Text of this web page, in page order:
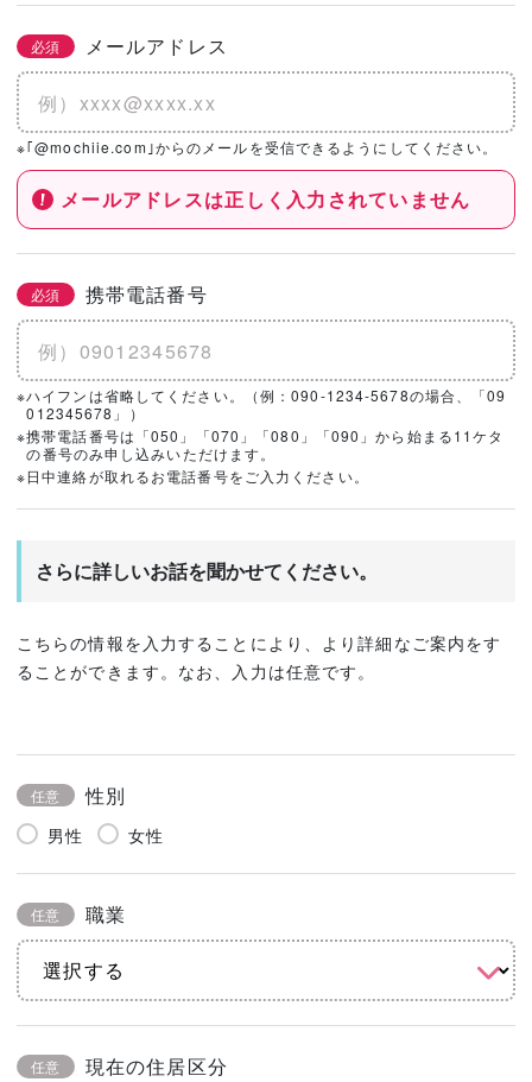
必須 メールアドレス
※｢@mochiie.com｣からのメールを受信できるようにしてください。
メールアドレスは正しく入力されていません
必須 携帯電話番号
※ハイフンは省略してください。（例：090-1234-5678の場合、「09
012345678」）
※携帯電話番号は「050」「070」「080」「090」から始まる11ケタ
の番号のみ申し込みいただけます。
※日中連絡が取れるお電話番号をご入力ください。
さらに詳しいお話を聞かせてください。
こちらの情報を入力することにより、より詳細なご案内をす
ることができます。なお、入力は任意です。
任意 性別
男性 女性
任意 職業
任意 現在の住居区分